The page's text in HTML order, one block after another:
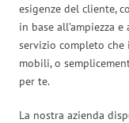
esigenze del cliente,
in base all’ampiezza
servizio completo
mobili, o
per te.
La nostra azienda